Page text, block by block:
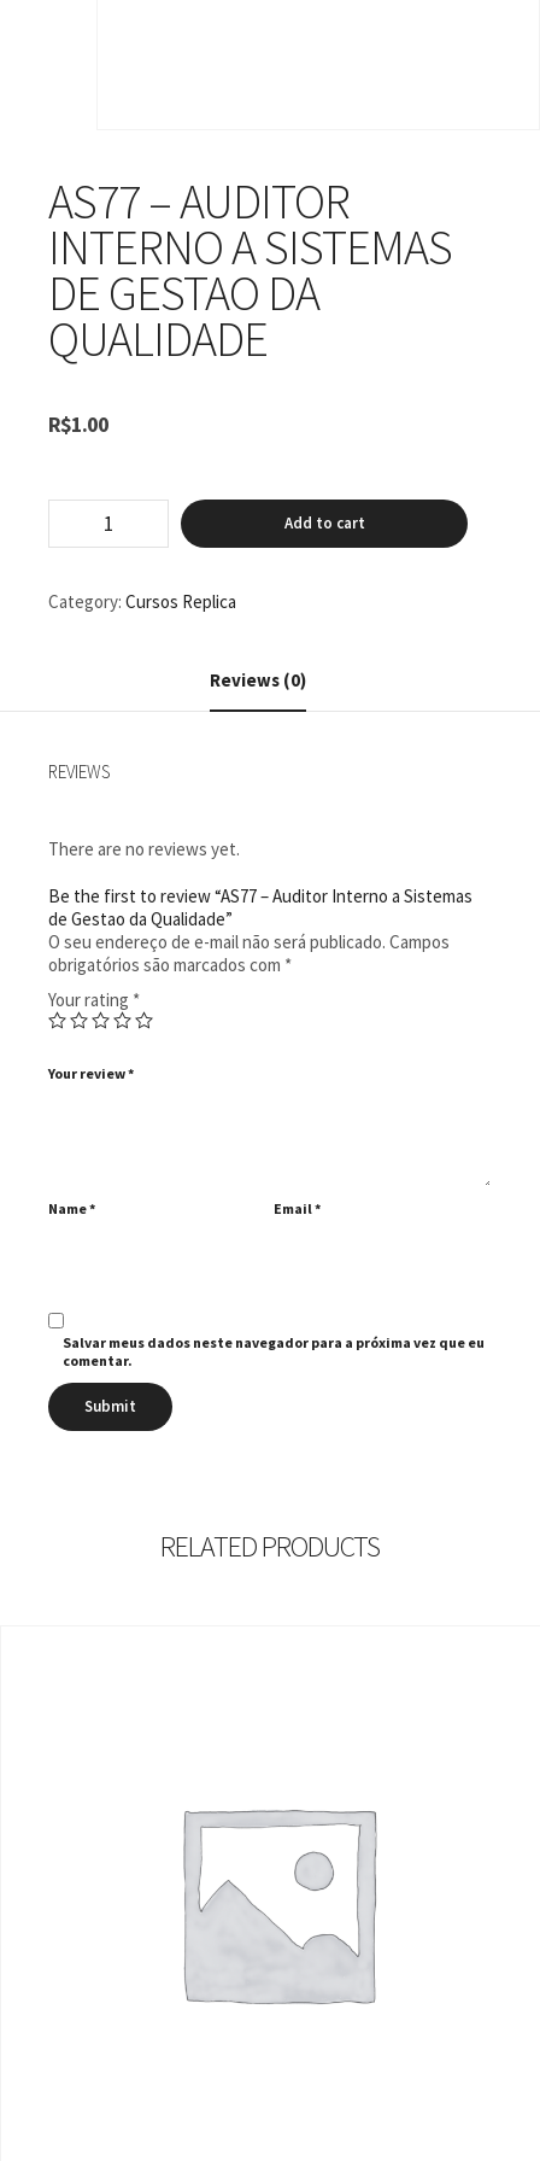
AS77 – AUDITOR
INTERNO A SISTEMAS
DE GESTAO DA
QUALIDADE
R$1.00
Auditor
a
Qualidade
Add to cart
Category: Cursos Replica
Reviews (0)
REVIEWS
There are no reviews yet.
Be the first to review “AS77 – Auditor Interno a Sistemas
de Gestao da Qualidade”
O seu endereço de e-mail não será publicado. Campos
obrigatórios são marcados com *
Your rating *
Your review*
Name* Email*
Salvar meus dados neste navegador para a próxima vez que eu
comentar.
RELATED PRODUCTS
1.00